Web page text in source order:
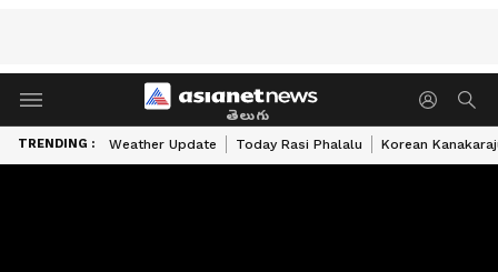
తెలుగు
TRENDING : Weather Update Today Rasi Phalalu Korean